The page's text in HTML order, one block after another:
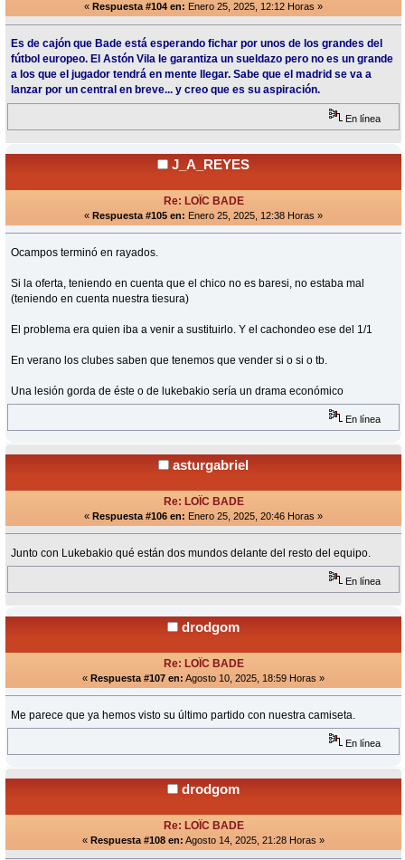
« Respuesta #104 en: Enero 25, 2025, 12:12 Horas »
Es de cajón que Bade está esperando fichar por unos de los grandes del
fútbol europeo. El Astón Vila le garantiza un sueldazo pero no es un grande
a los que el jugador tendrá en mente llegar. Sabe que el madrid se va a
lanzar por un central en breve... y creo que es su aspiración.
En línea
J_A_REYES
Re: LOÏC BADE
« Respuesta #105 en: Enero 25, 2025, 12:38 Horas »
Ocampos terminó en rayados.
Si la oferta, teniendo en cuenta que el chico no es baresi, no estaba mal
(teniendo en cuenta nuestra tiesura)
El problema era quien iba a venir a sustituirlo. Y el cachondeo ese del 1/1
En verano los clubes saben que tenemos que vender si o si o tb.
Una lesión gorda de éste o de lukebakio sería un drama económico
En línea
asturgabriel
Re: LOÏC BADE
« Respuesta #106 en: Enero 25, 2025, 20:46 Horas »
Junto con Lukebakio qué están dos mundos delante del resto del equipo.
En línea
drodgom
Re: LOÏC BADE
« Respuesta #107 en: Agosto 10, 2025, 18:59 Horas »
Me parece que ya hemos visto su último partido con nuestra camiseta.
En línea
drodgom
Re: LOÏC BADE
« Respuesta #108 en: Agosto 14, 2025, 21:28 Horas »